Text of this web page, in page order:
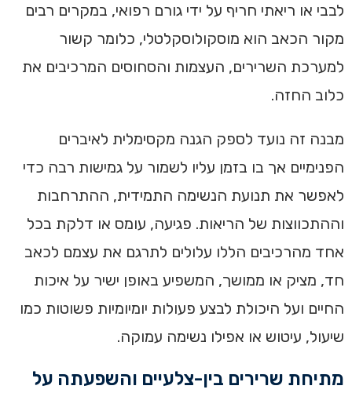
לבבי או ריאתי חריף על ידי גורם רפואי, במקרים רבים
מקור הכאב הוא מוסקולוסקלטלי, כלומר קשור
למערכת השרירים, העצמות והסחוסים המרכיבים את
כלוב החזה.
מבנה זה נועד לספק הגנה מקסימלית לאיברים
הפנימיים אך בו בזמן עליו לשמור על גמישות רבה כדי
לאפשר את תנועת הנשימה התמידית, ההתרחבות
וההתכווצות של הריאות. פגיעה, עומס או דלקת בכל
אחד מהרכיבים הללו עלולים לתרגם את עצמם לכאב
חד, מציק או ממושך, המשפיע באופן ישיר על איכות
החיים ועל היכולת לבצע פעולות יומיומיות פשוטות כמו
שיעול, עיטוש או אפילו נשימה עמוקה.
מתיחת שרירים בין-צלעיים והשפעתה על